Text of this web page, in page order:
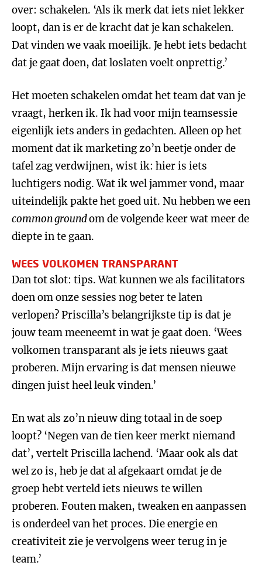
over: schakelen. ‘Als ik merk dat iets niet lekker
loopt, dan is er de kracht dat je kan schakelen.
Dat vinden we vaak moeilijk. Je hebt iets bedacht
dat je gaat doen, dat loslaten voelt onprettig.’
Het moeten schakelen omdat het team dat van je
vraagt, herken ik. Ik had voor mijn teamsessie
eigenlijk iets anders in gedachten. Alleen op het
moment dat ik marketing zo’n beetje onder de
tafel zag verdwijnen, wist ik: hier is iets
luchtigers nodig. Wat ik wel jammer vond, maar
uiteindelijk pakte het goed uit. Nu hebben we een
common groundom de volgende keer wat meer de
diepte in te gaan.
WEES VOLKOMEN TRANSPARANT
Dan tot slot: tips. Wat kunnen we als facilitators
doen om onze sessies nog beter te laten
verlopen? Priscilla’s belangrijkste tip is dat je
jouw team meeneemt in wat je gaat doen. ‘Wees
volkomen transparant als je iets nieuws gaat
proberen. Mijn ervaring is dat mensen nieuwe
dingen juist heel leuk vinden.’
En wat als zo’n nieuw ding totaal in de soep
loopt? ‘Negen van de tien keer merkt niemand
dat’, vertelt Priscilla lachend. ‘Maar ook als dat
wel zo is, heb je dat al afgekaart omdat je de
groep hebt verteld iets nieuws te willen
proberen. Fouten maken, tweaken en aanpassen
is onderdeel van het proces. Die energie en
creativiteit zie je vervolgens weer terug in je
team.’